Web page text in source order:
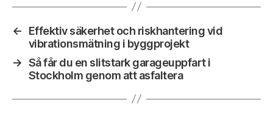
←
Effektiv säkerhet och riskhantering vid
vibrationsmätning i byggprojekt
→ Så får du en slitstark garageuppfart i
Stockholm genom att asfaltera